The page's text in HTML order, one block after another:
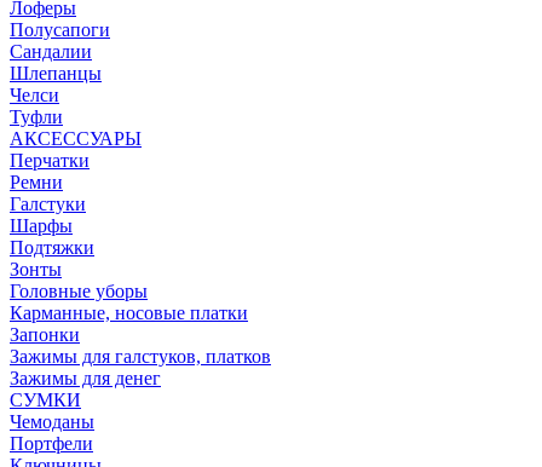
Лоферы
Полусапоги
Сандалии
Шлепанцы
Челси
Туфли
АКСЕССУАРЫ
Перчатки
Ремни
Галстуки
Шарфы
Подтяжки
Зонты
Головные уборы
Карманные, носовые платки
Запонки
Зажимы для галстуков, платков
Зажимы для денег
СУМКИ
Чемоданы
Портфели